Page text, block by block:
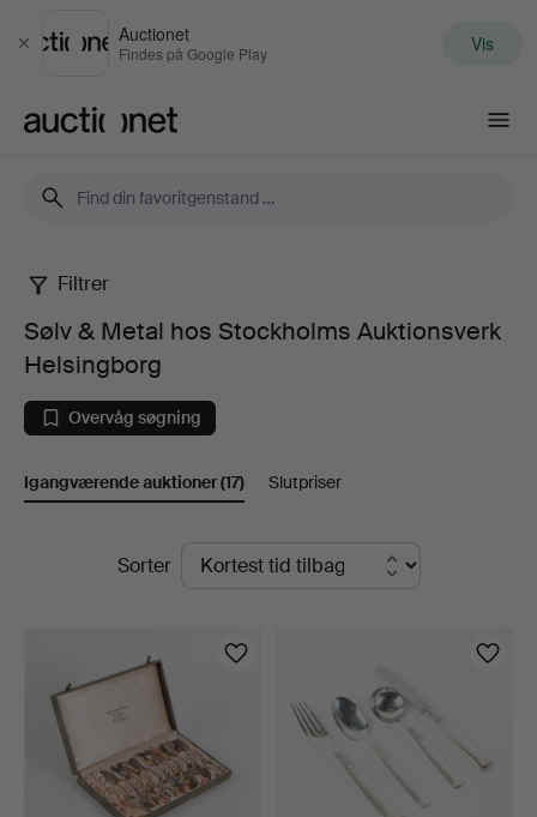
Luk
Auctionet
Findes på Google Play Vis
Sølv
Metal
hos
Auktionsverk
Helsingborg
Filtrer
Sølv & Metal hos Stockholms Auktionsverk
Helsingborg
Overvåg søgning
Igangværende auktioner(17) Slutpriser
Igangværende
Sorter